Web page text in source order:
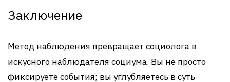
Заключение
Метод наблюдения превращает социолога в
искусного наблюдателя социума. Вы не просто
фиксируете события; вы углубляетесь в суть